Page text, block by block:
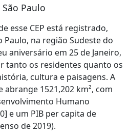
Paulo
esse CEP está registrado,
Paulo, na região Sudeste do
aniversário em 25 de Janeiro,
tanto os residentes quanto os
cultura e paisagens. A
1521,202 km², com
Humano
e um PIB per capita de
de 2019).